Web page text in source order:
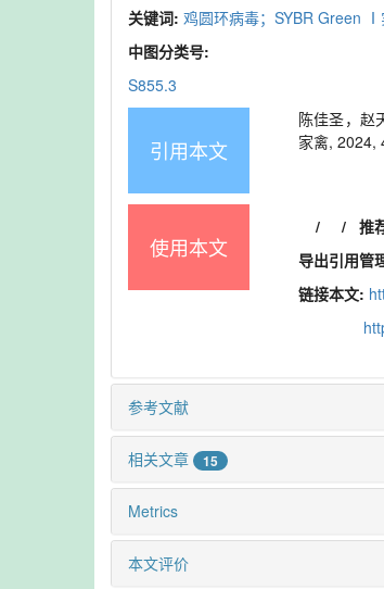
关键词: 鸡圆环病毒；SYBR Green
中图分类号:
S855.3
引用本文
陈佳圣，赵
家禽, 2024,
使用本文
/ / 推
导出引用管
链接本文:
参考文献
相关文章 15
Metrics
本文评价